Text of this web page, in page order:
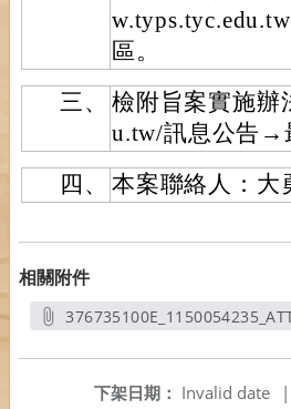
區。
三、
檢附旨案實施辦
u.tw/訊息公告→
四、
本案聯絡人：大
相關附件
下架日期： Invalid date
|